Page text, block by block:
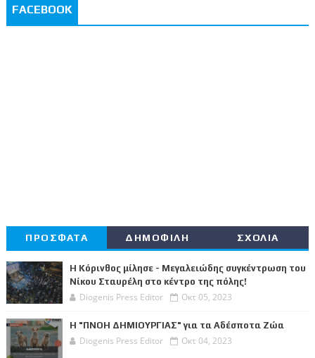
FACEBOOK
ΠΡΟΣΦΑΤΑ ΔΗΜΟΦΙΛΗ ΣΧΟΛΙΑ
Η Κόρινθος μίλησε - Μεγαλειώδης συγκέντρωση του
Νίκου Σταυρέλη στο κέντρο της πόλης!
Diogenis Press Editor Οκτ 05, 2023
Η "ΠΝΟΗ ΔΗΜΙΟΥΡΓΙΑΣ" για τα Αδέσποτα Ζώα
Diogenis Press Editor Οκτ 04, 2023